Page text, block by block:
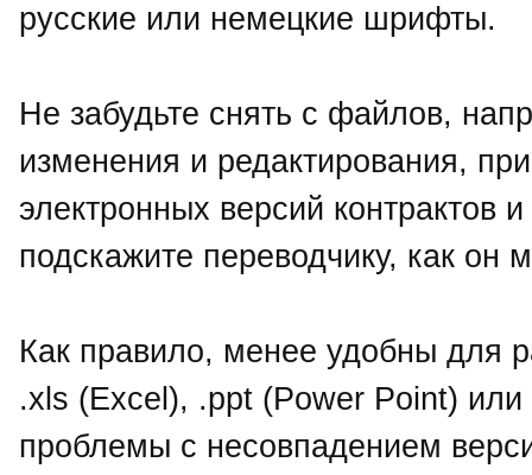
русские или немецкие шрифты.
Не забудьте снять с файлов,
изменения и редактирования,
электронных версий контрактов
подскажите переводчику, как он
Как правило, менее удобны для
.хls (Excel), .ppt (Power Point)
проблемы с несовпадением